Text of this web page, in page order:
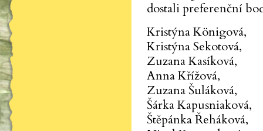
dostali preferenční
Kristýna Königová,
Kristýna Sekotová,
Zuzana Kasíková,
Anna Křížová,
Zuzana Šuláková,
Šárka Kapusniaková,
Štěpánka Řeháková,